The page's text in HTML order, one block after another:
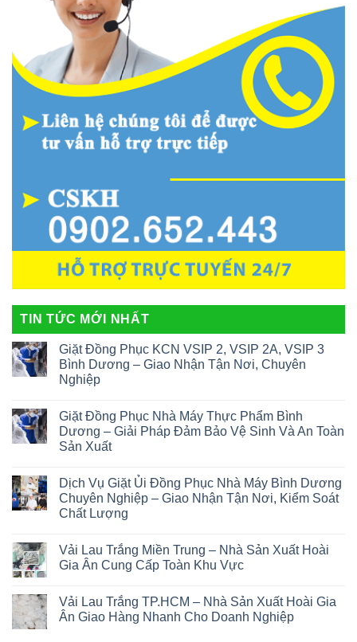
TIN TỨC MỚI NHẤT
Giặt Đồng Phục KCN VSIP 2, VSIP 2A, VSIP 3
Bình Dương – Giao Nhận Tận Nơi, Chuyên
Nghiệp
Giặt Đồng Phục Nhà Máy Thực Phẩm Bình
Dương – Giải Pháp Đảm Bảo Vệ Sinh Và An Toàn
Sản Xuất
Dịch Vụ Giặt Ủi Đồng Phục Nhà Máy Bình Dương
Chuyên Nghiệp – Giao Nhận Tận Nơi, Kiểm Soát
Chất Lượng
Vải Lau Trắng Miền Trung – Nhà Sản Xuất Hoài
Gia Ân Cung Cấp Toàn Khu Vực
Vải Lau Trắng TP.HCM – Nhà Sản Xuất Hoài Gia
Ân Giao Hàng Nhanh Cho Doanh Nghiệp